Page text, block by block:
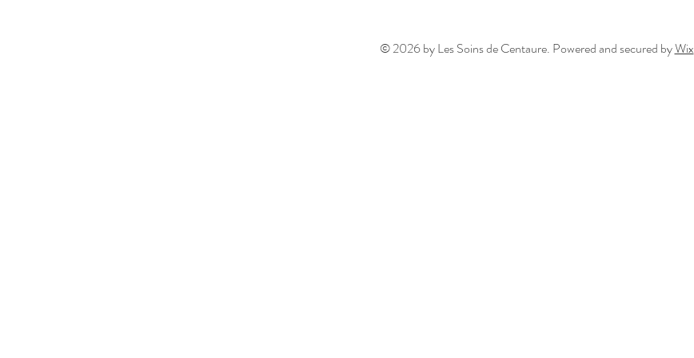
© 2026 by Les Soins de Centaure. Powered and secured byWix